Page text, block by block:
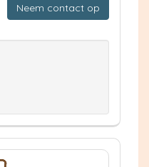
Neem contact op